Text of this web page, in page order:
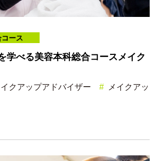
ース
学べる美容本科総合コースメイク
イクアップアドバイザー
メイクアッ